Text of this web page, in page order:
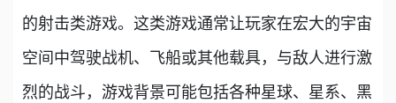
的射击类游戏。这类游戏通常让玩家在宏大的宇宙
空间中驾驶战机、飞船或其他载具，与敌人进行激
烈的战斗，游戏背景可能包括各种星球、星系、黑